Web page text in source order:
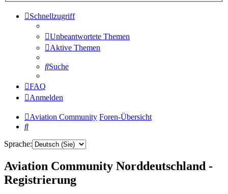
Schnellzugriff
Unbeantwortete Themen
Aktive Themen
Suche
FAQ
Anmelden
Aviation Community Foren-Übersicht
Suche
Sprache:
Aviation Community Norddeutschland -
Registrierung